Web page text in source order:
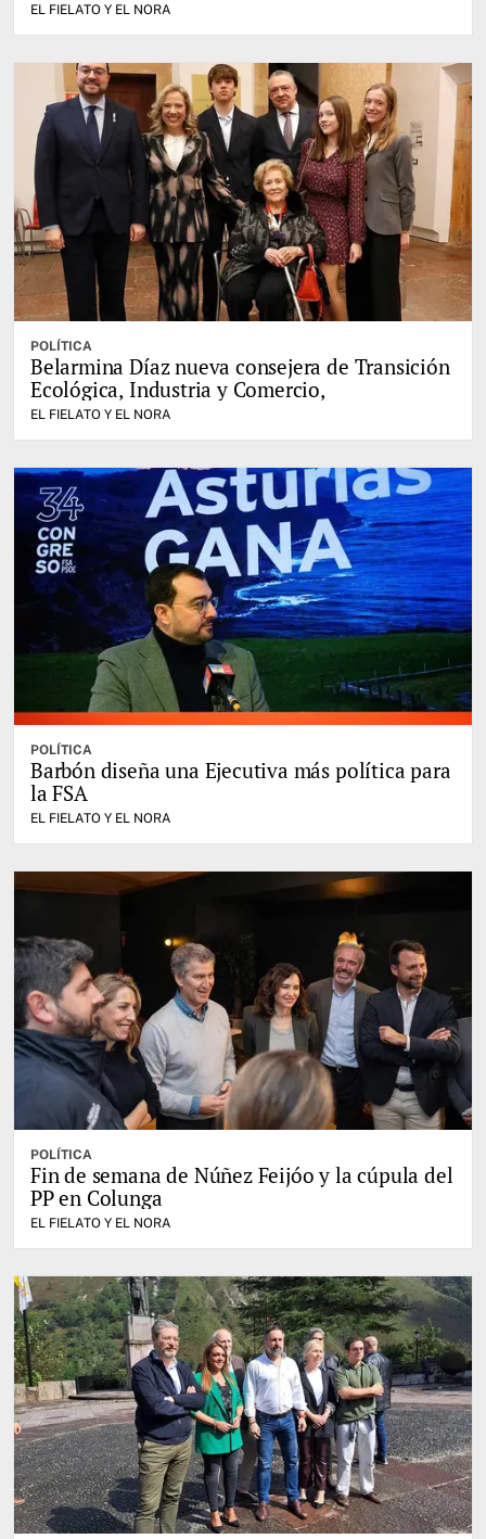
EL FIELATO Y EL NORA
POLÍTICA
Belarmina Díaz nueva consejera de Transición
Ecológica, Industria y Comercio,
EL FIELATO Y EL NORA
POLÍTICA
Barbón diseña una Ejecutiva más política para
la FSA
EL FIELATO Y EL NORA
POLÍTICA
Fin de semana de Núñez Feijóo y la cúpula del
PP en Colunga
EL FIELATO Y EL NORA